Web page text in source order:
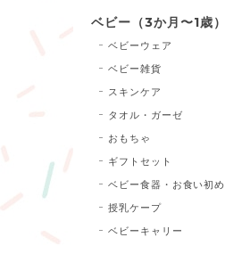
ベビー（3か月〜1歳）
ベビーウェア
ベビー雑貨
スキンケア
タオル・ガーゼ
おもちゃ
ギフトセット
ベビー食器・お食い初め
授乳ケープ
ベビーキャリー